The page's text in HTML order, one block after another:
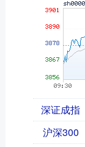
深证成指
沪深300